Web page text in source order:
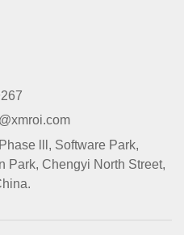
lll, Software Park,
Park, Chengyi North Street,